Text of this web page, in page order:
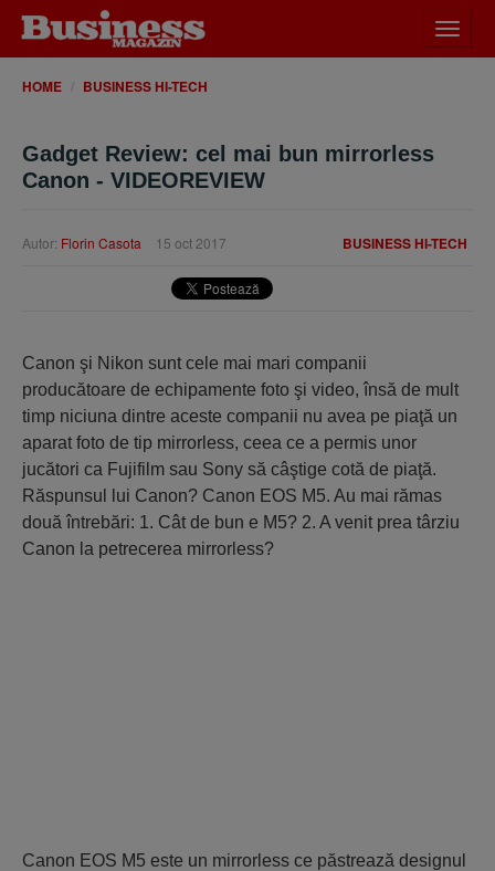
meniu
HOME BUSINESS HI-TECH
Gadget Review: cel mai bun mirrorless
Canon - VIDEOREVIEW
BUSINESS HI-TECH
Autor: Florin Casota 15 oct 2017
Canon şi Nikon sunt cele mai mari companii
producătoare de echipamente foto şi video, însă de mult
timp niciuna dintre aceste companii nu avea pe piaţă un
aparat foto de tip mirrorless, ceea ce a permis unor
jucători ca Fujifilm sau Sony să câştige cotă de piaţă.
Răspunsul lui Canon? Canon EOS M5. Au mai rămas
două întrebări: 1. Cât de bun e M5? 2. A venit prea târziu
Canon la petrecerea mirrorless?
Canon EOS M5 este un mirrorless ce păstrează designul